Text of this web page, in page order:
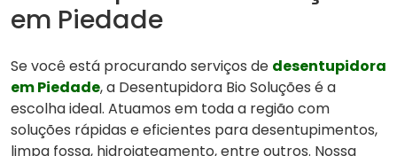
em Piedade
Se você está procurando serviços de desentupidora
em Piedade, a Desentupidora Bio Soluções é a
escolha ideal. Atuamos em toda a região com
soluções rápidas e eficientes para desentupimentos,
limpa fossa, hidrojateamento, entre outros. Nossa